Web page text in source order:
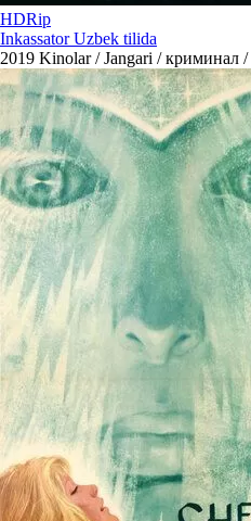
HDRip
Inkassator Uzbek tilida
2019 Kinolar / Jangari / криминал